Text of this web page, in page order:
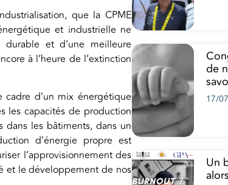
que la CPME
et industrielle ne
et d’une meilleure
à l’heure de l’extinction
cadre d’un mix énergétique
les capacités de production
les bâtiments, dans un
d’énergie propre est
l’approvisionnement des
et le développement de nos
de
17/
Un